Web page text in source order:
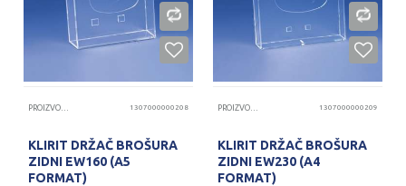
PROIZVODI OD KLIRITA 1307000000208
KLIRIT DRŽAČ BROŠURA
ZIDNI EW160 (A5
FORMAT)
PROIZVODI OD KLIRITA 1307000000209
KLIRIT DRŽAČ BROŠURA
ZIDNI EW230 (A4
FORMAT)